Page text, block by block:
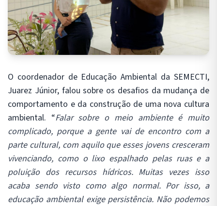
O coordenador de Educação Ambiental da SEMECTI,
Juarez Júnior, falou sobre os desafios da mudança de
comportamento e da construção de uma nova cultura
ambiental. “Falar sobre o meio ambiente é muito
complicado, porque a gente vai de encontro com a
parte cultural, com aquilo que esses jovens cresceram
vivenciando, como o lixo espalhado pelas ruas e a
poluição dos recursos hídricos. Muitas vezes isso
acaba sendo visto como algo normal. Por isso, a
educação ambiental exige persistência. Não podemos